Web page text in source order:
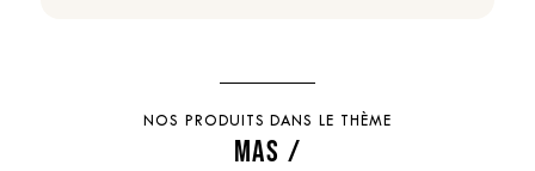
NOS PRODUITS DANS LE THÈME
MAS /